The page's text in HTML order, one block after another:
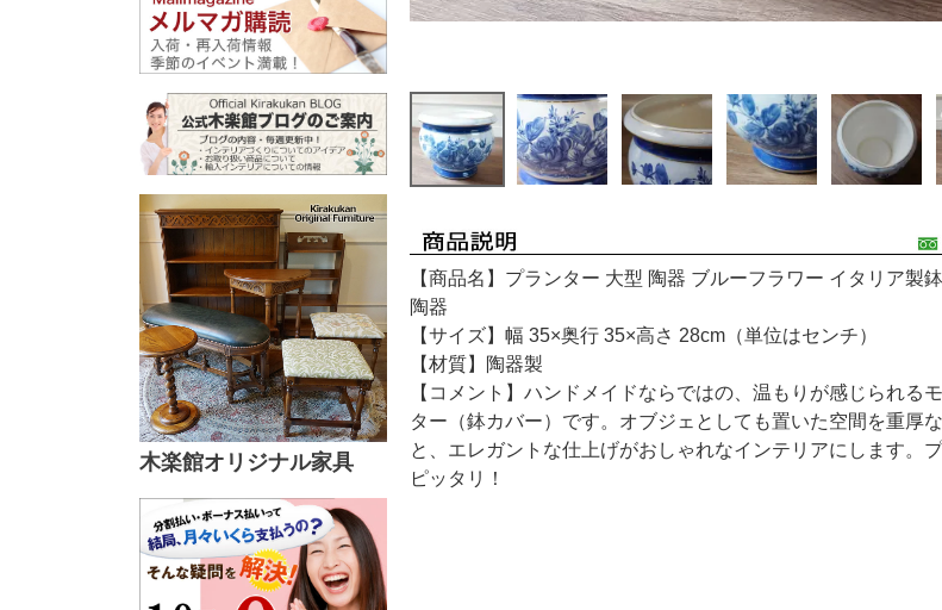
木楽館オリジナル家具
【商品名】プランター 大型 陶器 ブルーフラワー イタリア製
陶器
【サイズ】幅 35×奥行 35×高さ 28cm（単位はセンチ）
【材質】陶器製
【コメント】ハンドメイドならではの、温もりが感じられる
ター（鉢カバー）です。オブジェとしても置いた空間を重厚
と、エレガントな仕上げがおしゃれなインテリアにします。
ピッタリ！